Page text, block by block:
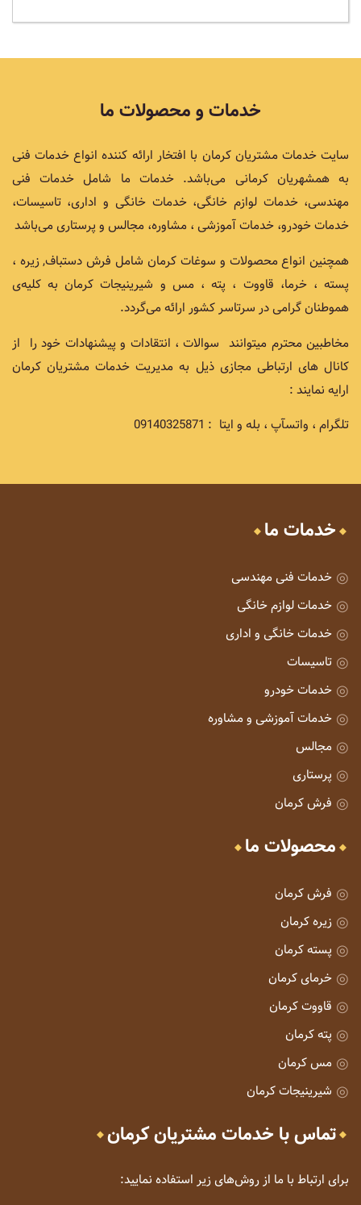
خدمات و محصولات ما
سایت خدمات مشتریان کرمان با افتخار ارائه کننده انواع خدمات فنی
به همشهریان کرمانی می‌باشد. خدمات ما شامل خدمات فنی
مهندسی، خدمات لوازم خانگی، خدمات خانگی و اداری، تاسیسات،
خدمات خودرو، خدمات آموزشی ، مشاوره، مجالس و پرستاری می‌باشد
همچنین انواع محصولات و سوغات کرمان شامل فرش دستباف, زیره ،
پسته ، خرما، قاووت ، پته ، مس و شیرینیجات کرمان به کلیه‌ی
هموطنان گرامی در سرتاسر کشور ارائه می‌گردد.
مخاطبین محترم میتوانند سوالات ، انتقادات و پیشنهادات خود را از
کانال های ارتباطی مجازی ذیل به مدیریت خدمات مشتریان کرمان
ارایه نمایند :
تلگرام ، واتسآپ ، بله و ایتا : 09140325871
خدمات ما
خدمات فنی مهندسی
خدمات لوازم خانگی
خدمات خانگی و اداری
تاسیسات
خدمات خودرو
خدمات آموزشی و مشاوره
مجالس
پرستاری
فرش کرمان
محصولات ما
فرش کرمان
زیره کرمان
پسته کرمان
خرمای کرمان
قاووت کرمان
پته کرمان
مس کرمان
شیرینیجات کرمان
تماس با خدمات مشتریان کرمان
برای ارتباط با ما از روش‌های زیر استفاده نمایید: